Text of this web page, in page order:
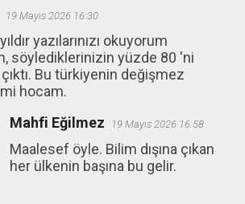
19 Mayıs 2026 16:30
yazılarınızı okuyorum
söylediklerinizin yüzde 80 'ni
Bu türkiyenin değişmez
hocam.
Mahfi Eğilmez 19 Mayıs 2026 16:58
Maalesef öyle. Bilim dışına çıkan
her ülkenin başına bu gelir.